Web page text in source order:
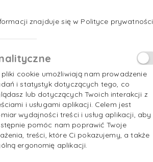
znajduje się w Polityce prywatności
pliki cookie umożliwiają nam prowadzenie
i statystyk dotyczących tego, co
lub dotyczących Twoich interakcji z
i usługami aplikacji. Celem jest
wydajności treści i usług aplikacji, aby
pomóc nam poprawić Twoje
treści, które Ci pokazujemy, a także
ergonomię aplikacji.